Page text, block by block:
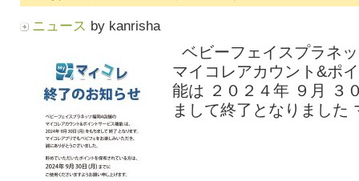
ニュース by kanrisha
ベビーフェイスプラネ
マイコレアカウント&ポ
能は ２０２４年 ９月 ３
まして終了となりました